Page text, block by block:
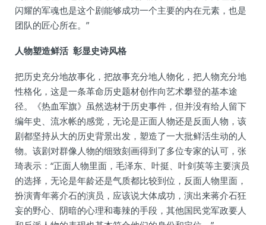
闪耀的军魂也是这个剧能够成功一个主要的内在元素，也是
团队的匠心所在。”
人物塑造鲜活 彰显史诗风格
把历史充分地故事化，把故事充分地人物化，把人物充分地
性格化，这是一条革命历史题材创作向艺术攀登的基本途
径。《热血军旗》虽然选材于历史事件，但并没有给人留下
编年史、流水帐的感觉，无论是正面人物还是反面人物，该
剧都坚持从大的历史背景出发，塑造了一大批鲜活生动的人
物。该剧对群像人物的细致刻画得到了多位专家的认可，张
琦表示：“正面人物里面，毛泽东、叶挺、叶剑英等主要演员
的选择，无论是年龄还是气质都比较到位，反面人物里面，
扮演青年蒋介石的演员，应该说大体成功，演出来蒋介石狂
妄的野心、阴暗的心理和毒辣的手段，其他国民党军政要人